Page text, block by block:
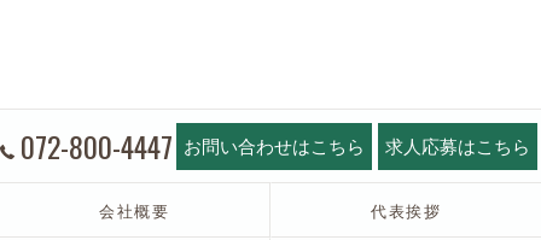
072-800-4447 お問い合わせはこちら 求人応募はこちら
会社概要 代表挨拶